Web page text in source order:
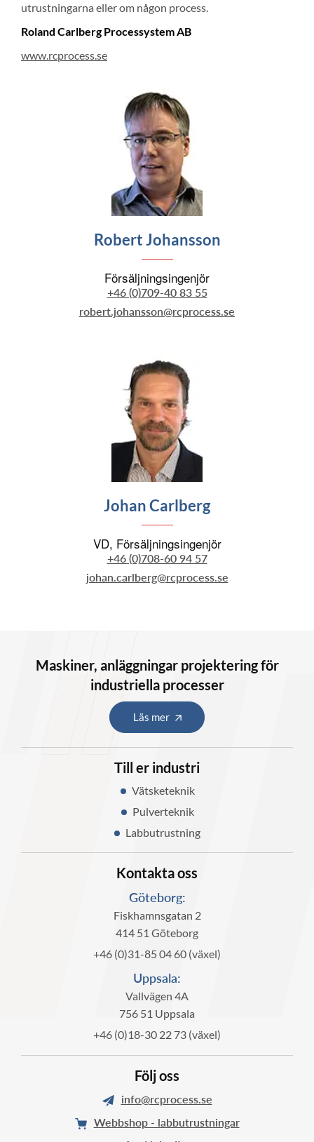
utrustningarna eller om någon process.
Roland Carlberg Processystem AB
www.rcprocess.se
Robert Johansson
Försäljningsingenjör
+46 (0)709-40 83 55
robert.johansson@rcprocess.se
Johan Carlberg
VD, Försäljningsingenjör
+46 (0)708-60 94 57
johan.carlberg@rcprocess.se
Maskiner, anläggningar projektering för
industriella processer
Läs mer
Till er industri
Vätsketeknik
Pulverteknik
Labbutrustning
Kontakta oss
Göteborg:
Fiskhamnsgatan 2
414 51 Göteborg
+46 (0)31-85 04 60 (växel)
Uppsala:
Vallvägen 4A
756 51 Uppsala
+46 (0)18-30 22 73 (växel)
Följ oss
info@rcprocess.se
Webbshop - labbutrustningar